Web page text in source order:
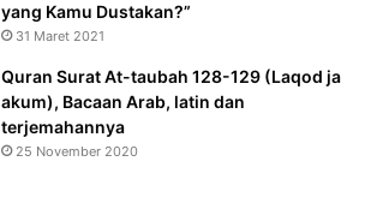
yang Kamu Dustakan?”
31 Maret 2021
Quran Surat At-taubah 128-129 (Laqod ja
akum), Bacaan Arab, latin dan
terjemahannya
25 November 2020